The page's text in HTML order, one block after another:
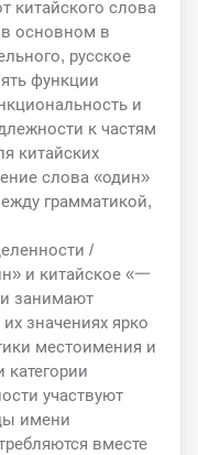
китайского слова
в основном в
русское
функции
и
к частям
китайских
слова «один»
грамматикой,
/
и китайское «一
занимают
значениях ярко
местоимения и
участвуют
имени
вместе